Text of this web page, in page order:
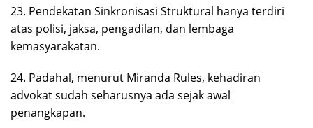
23. Pendekatan Sinkronisasi Struktural hanya terdiri
atas polisi, jaksa, pengadilan, dan lembaga
kemasyarakatan.
24. Padahal, menurut Miranda Rules, kehadiran
advokat sudah seharusnya ada sejak awal
penangkapan.